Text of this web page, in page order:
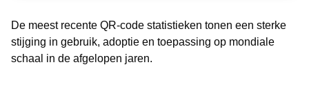
De meest recente QR-code statistieken tonen een sterke
stijging in gebruik, adoptie en toepassing op mondiale
schaal in de afgelopen jaren.